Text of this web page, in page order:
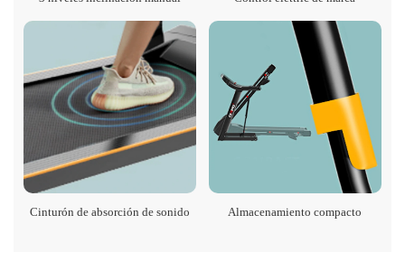
Cinturón de absorción de sonido Almacenamiento compacto